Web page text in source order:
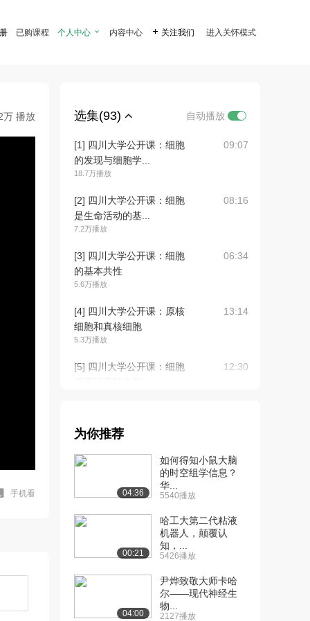
已购课程 个人中心  内容中心  关注我们 进入关怀模式
万 播放
手机看
选集(93) 自动播放
[1] 四川大学公开课：细胞
的发现与细胞学...
18.7万播放
09:07
[2] 四川大学公开课：细胞
是生命活动的基...
7.2万播放
08:16
[3] 四川大学公开课：细胞
的基本共性
5.6万播放
06:34
[4] 四川大学公开课：原核
细胞和真核细胞
5.3万播放
13:14
[5] 四川大学公开课：细胞
12:30
质膜的特性
[7] 四川大学公开课：细胞
膜骨架和细胞质...
08:00
[8] 四川大学公开课：细胞
质膜的成分及其...
11:59
[9] 四川大学公开课：膜转
3.6万播放
12:28
为你推荐
04:36
如何得知小鼠大脑
的时空组学信息？
华...
5540播放
00:21
哈工大第二代粘液
机器人，颠覆认
知，...
5426播放
04:00
尹烨致敬大师卡哈
尔——现代神经生
物...
2127播放